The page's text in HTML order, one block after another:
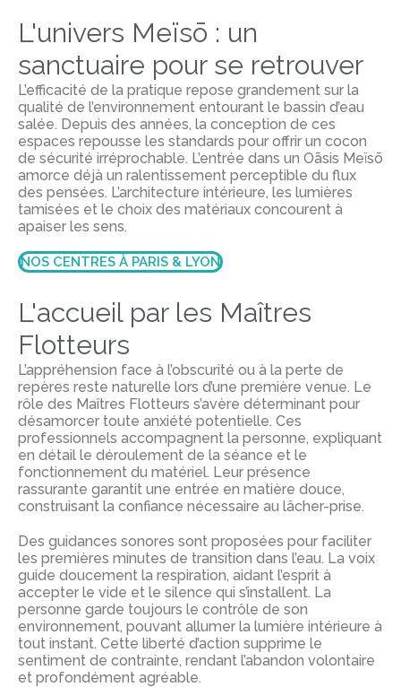
L'univers Meïsō : un
sanctuaire pour se retrouver
L’efficacité de la pratique repose grandement sur la
qualité de l’environnement entourant le bassin d’eau
salée. Depuis des années, la conception de ces
espaces repousse les standards pour offrir un cocon
de sécurité irréprochable. L’entrée dans un Oāsis Meïsō
amorce déjà un ralentissement perceptible du flux
des pensées. L’architecture intérieure, les lumières
tamisées et le choix des matériaux concourent à
apaiser les sens.
NOS CENTRES À PARIS & LYON
L'accueil par les Maîtres
Flotteurs
L’appréhension face à l’obscurité ou à la perte de
repères reste naturelle lors d’une première venue. Le
rôle des Maîtres Flotteurs s’avère déterminant pour
désamorcer toute anxiété potentielle. Ces
professionnels accompagnent la personne, expliquant
en détail le déroulement de la séance et le
fonctionnement du matériel. Leur présence
rassurante garantit une entrée en matière douce,
construisant la confiance nécessaire au lâcher-prise.
Des guidances sonores sont proposées pour faciliter
les premières minutes de transition dans l’eau. La voix
guide doucement la respiration, aidant l’esprit à
accepter le vide et le silence qui s’installent. La
personne garde toujours le contrôle de son
environnement, pouvant allumer la lumière intérieure à
tout instant. Cette liberté d’action supprime le
sentiment de contrainte, rendant l’abandon volontaire
et profondément agréable.